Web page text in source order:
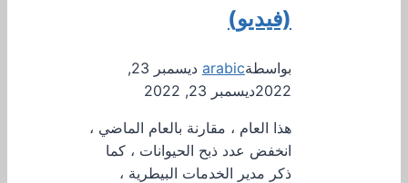
(فيديو)
بواسطةarabic
ديسمبر 23,
2022ديسمبر 23, 2022
هذا العام ، مقارنة بالعام الماضي ،
انخفض عدد ذبح الحيوانات ، كما
ذكر مدير الخدمات البيطرية ،